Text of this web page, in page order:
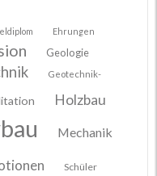
Ehrungen
Geologie
Geotechnik-
Holzbau
Mechanik
Schüler